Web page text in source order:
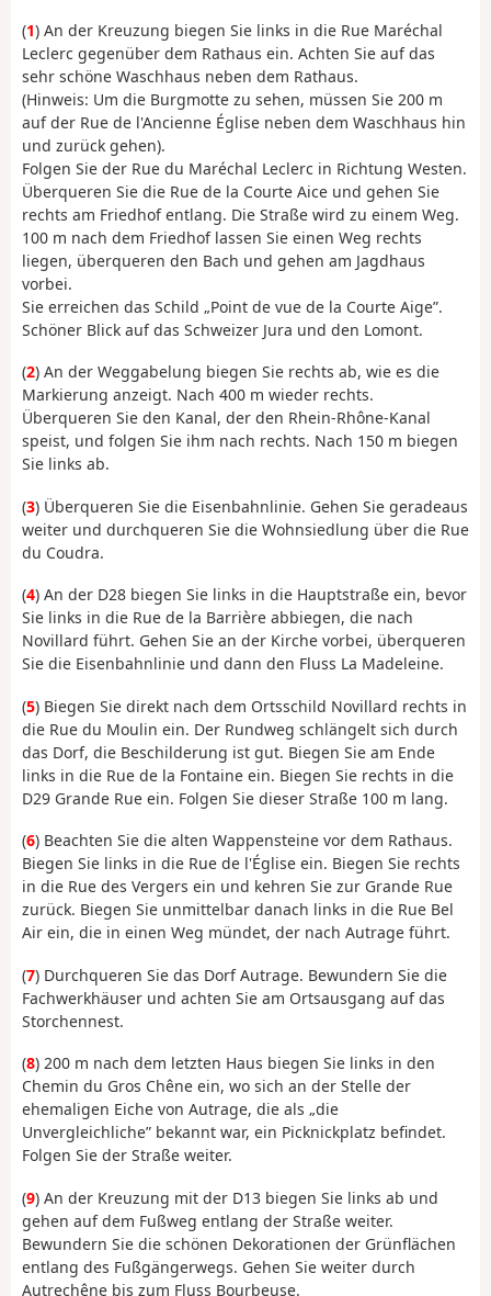
(1) An der Kreuzung biegen Sie links in die Rue Maréchal
Leclerc gegenüber dem Rathaus ein. Achten Sie auf das
sehr schöne Waschhaus neben dem Rathaus.
(Hinweis: Um die Burgmotte zu sehen, müssen Sie 200 m
auf der Rue de l'Ancienne Église neben dem Waschhaus hin
und zurück gehen).
Folgen Sie der Rue du Maréchal Leclerc in Richtung Westen.
Überqueren Sie die Rue de la Courte Aice und gehen Sie
rechts am Friedhof entlang. Die Straße wird zu einem Weg.
100 m nach dem Friedhof lassen Sie einen Weg rechts
liegen, überqueren den Bach und gehen am Jagdhaus
vorbei.
Sie erreichen das Schild „Point de vue de la Courte Aige”.
Schöner Blick auf das Schweizer Jura und den Lomont.
(2) An der Weggabelung biegen Sie rechts ab, wie es die
Markierung anzeigt. Nach 400 m wieder rechts.
Überqueren Sie den Kanal, der den Rhein-Rhône-Kanal
speist, und folgen Sie ihm nach rechts. Nach 150 m biegen
Sie links ab.
(3) Überqueren Sie die Eisenbahnlinie. Gehen Sie geradeaus
weiter und durchqueren Sie die Wohnsiedlung über die Rue
du Coudra.
(4) An der D28 biegen Sie links in die Hauptstraße ein, bevor
Sie links in die Rue de la Barrière abbiegen, die nach
Novillard führt. Gehen Sie an der Kirche vorbei, überqueren
Sie die Eisenbahnlinie und dann den Fluss La Madeleine.
(5) Biegen Sie direkt nach dem Ortsschild Novillard rechts in
die Rue du Moulin ein. Der Rundweg schlängelt sich durch
das Dorf, die Beschilderung ist gut. Biegen Sie am Ende
links in die Rue de la Fontaine ein. Biegen Sie rechts in die
D29 Grande Rue ein. Folgen Sie dieser Straße 100 m lang.
(6) Beachten Sie die alten Wappensteine vor dem Rathaus.
Biegen Sie links in die Rue de l'Église ein. Biegen Sie rechts
in die Rue des Vergers ein und kehren Sie zur Grande Rue
zurück. Biegen Sie unmittelbar danach links in die Rue Bel
Air ein, die in einen Weg mündet, der nach Autrage führt.
(7) Durchqueren Sie das Dorf Autrage. Bewundern Sie die
Fachwerkhäuser und achten Sie am Ortsausgang auf das
Storchennest.
(8) 200 m nach dem letzten Haus biegen Sie links in den
Chemin du Gros Chêne ein, wo sich an der Stelle der
ehemaligen Eiche von Autrage, die als „die
Unvergleichliche” bekannt war, ein Picknickplatz befindet.
Folgen Sie der Straße weiter.
(9) An der Kreuzung mit der D13 biegen Sie links ab und
gehen auf dem Fußweg entlang der Straße weiter.
Bewundern Sie die schönen Dekorationen der Grünflächen
entlang des Fußgängerwegs. Gehen Sie weiter durch
Autrechêne bis zum Fluss Bourbeuse.